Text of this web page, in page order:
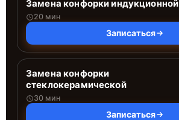
Замена конфорки индукционной
20 мин
Записаться
Замена конфорки
стеклокерамической
30 мин
Записаться